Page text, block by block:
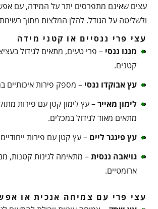
עצים שאינם מתפרסים יתר על המידה, עם
ולשליטה על הגודל. להלן המלצות מתוך
עצי פרי ננסיים או קטני מידה
מנגו ננסי – פרי טעים, מתאים לגידול
קטנים.
עץ אבוקדו ננסי – מספק פירות איכותיים
לימון מאייר– עץ לימון קטן עם פירות
מתאים מאוד לגידול במכלים.
עץ פינגר ליים – עץ קטן עם פירות
גויאבה ננסית– מתאימה לגינות קטנות,
ארומטיים.
עצי פרי עם צמיחה אנכית או